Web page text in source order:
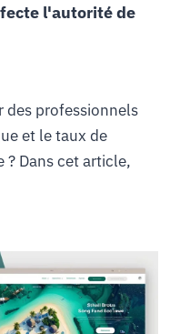
l'autorité de
des professionnels
et le taux de
? Dans cet article,